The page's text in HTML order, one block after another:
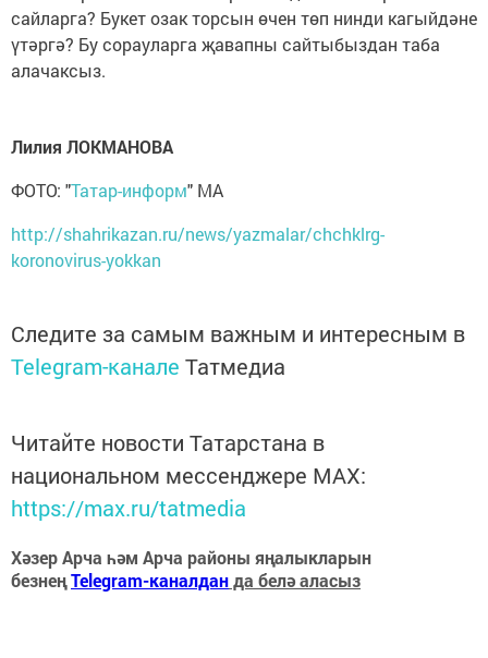
сайларга? Букет озак торсын өчен төп нинди кагыйдәне
үтәргә? Бу сорауларга җавапны сайтыбыздан таба
алачаксыз.
Лилия ЛОКМАНОВА
ФОТО: "Татар-информ" МА
http://shahrikazan.ru/news/yazmalar/chchklrg-
koronovirus-yokkan
Следите за самым важным и интересным в
Telegram-канале Татмедиа
Читайте новости Татарстана в
национальном мессенджере MАХ:
https://max.ru/tatmedia
Хәзер Арча һәм Арча районы яңалыкларын
безнеңTelegram-каналданда белә аласыз